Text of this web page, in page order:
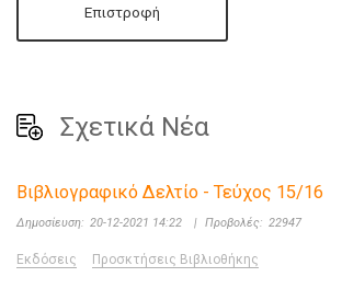
Επιστροφή
Σχετικά Νέα
Βιβλιογραφικό Δελτίο - Τεύχος 15/16
Δημοσίευση: 20-12-2021 14:22 | Προβολές: 22947
Εκδόσεις Προσκτήσεις Βιβλιοθήκης